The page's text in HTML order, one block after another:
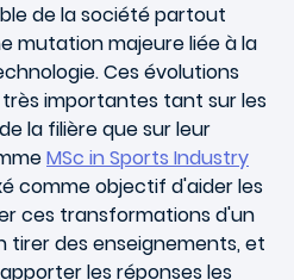
de la société partout
mutation majeure liée à la
Ces évolutions
importantes tant sur les
la filière que sur leur
MSc in Sports Industry
comme objectif d'aider les
ces transformations d'un
tirer des enseignements, et
les réponses les